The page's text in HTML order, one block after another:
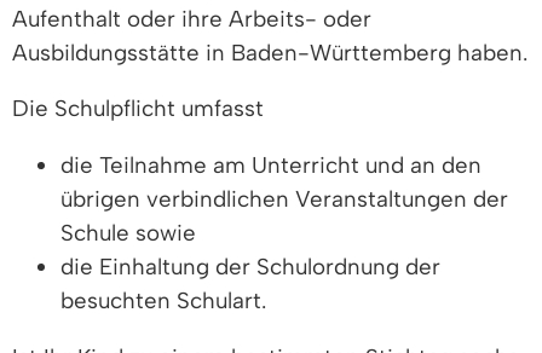
Aufenthalt oder ihre Arbeits- oder
Ausbildungsstätte in Baden-Württemberg haben.
Die Schulpflicht umfasst
die Teilnahme am Unterricht und an den
übrigen verbindlichen Veranstaltungen der
Schule sowie
die Einhaltung der Schulordnung der
besuchten Schulart.